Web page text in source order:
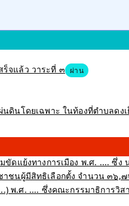
จแล้ว วาระที่ ๓ ผ่าน
โดยเฉพาะ ในท้องที่ตำบลดงเ
ดแย้งทางการเมือง พ.ศ. .... ซึ่
ชนผู้มีสิทธิเลือกตั้ง จำนวน ๓๖,
พ.ศ. .... ซึ่งคณะกรรมาธิการวิ